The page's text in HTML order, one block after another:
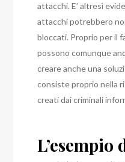
attacchi. E’ altresì
attacchi potrebbero
bloccati. Proprio per il
possono comunque
creare anche una
consiste proprio nella
creati dai criminali
L’esempio